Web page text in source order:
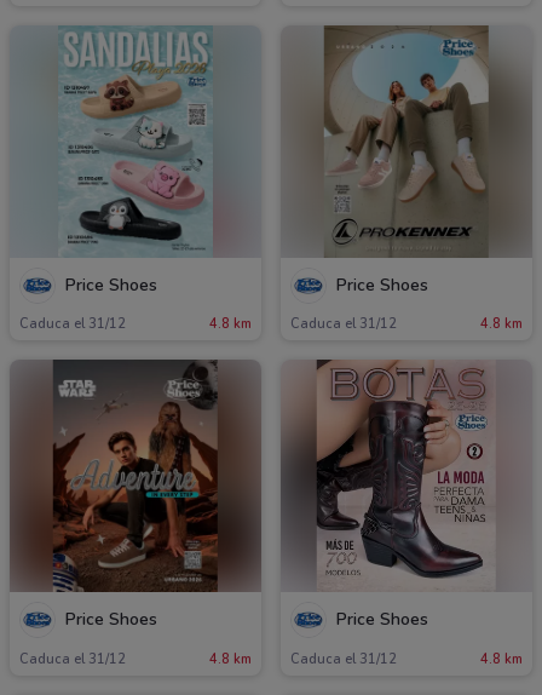
Price Shoes
Caduca el 31/12 4.8 km
Price Shoes
Caduca el 31/12 4.8 km
Price Shoes
Caduca el 31/12 4.8 km
Price Shoes
Caduca el 31/12 4.8 km